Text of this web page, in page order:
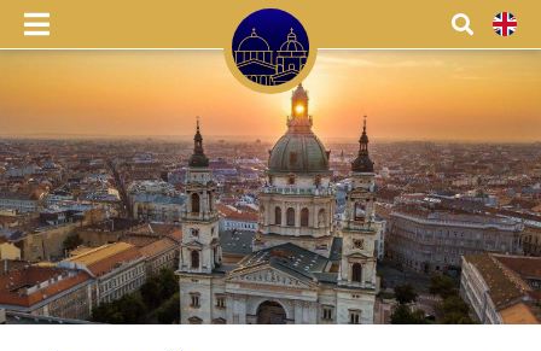
Menü Kereső
EN